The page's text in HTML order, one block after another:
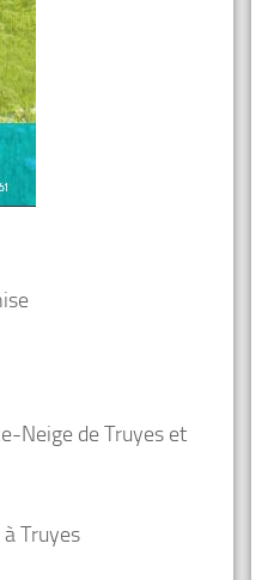
Neige de Truyes et
Truyes